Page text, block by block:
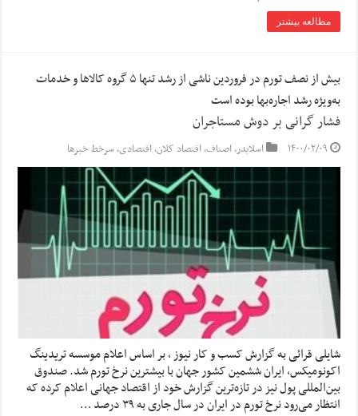
مطالعه بیشتر
بیش از نصف تورم در فروردین ناشی از رشد تنها ۵ گروه کالاها و خدمات
به‌ویژه رشد اجاره‌بها بوده است
فشار گرانی بر دوش مستاجران
۱۴۰۰/۰۲/۰۹ اسلایدر,اصناف,اقتصاد کلان,اقتصادی,سرخط خبرها
شایلی قرائی به گزارش کسب و کار نیوز ، بر اساس اعلام موسسه تریدینگ
اکونومیکس، ایران ششمین کشور جهان با بیشترین نرخ تورم شد. صندوق
بین‌المللی پول نیز در تازه‌ترین گزارش خود از اقتصاد جهانی اعلام کرده که
انتظار می‌رود نرخ تورم در ایران در سال جاری به ۳۹ درصد …